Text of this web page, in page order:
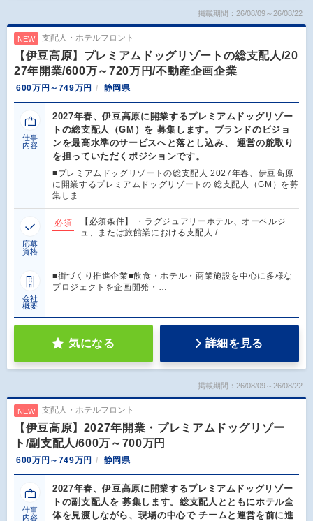
掲載期間：26/08/09～26/08/22
NEW 支配人・ホテルフロント
【伊豆高原】プレミアムドッグリゾートの総支配人/20
27年開業/600万～720万円/不動産企画企業
600万円～749万円 静岡県
仕事
内容
2027年春、伊豆高原に開業するプレミアムドッグリゾー
トの総支配人（GM）を 募集します。ブランドのビジョ
ンを最高水準のサービスへと落とし込み、 運営の舵取り
を担っていただくポジションです。
■プレミアムドッグリゾートの総支配人 2027年春、伊豆高原
に開業するプレミアムドッグリゾートの 総支配人（GM）を募
集しま…
応募
資格
必須
【必須条件】 ・ラグジュアリーホテル、オーベルジ
ュ、または旅館業における支配人 /…
会社
概要
■街づくり推進企業■飲食・ホテル・商業施設を中心に多様な
プロジェクトを企画開発・…
気になる 詳細を見る
掲載期間：26/08/09～26/08/22
NEW 支配人・ホテルフロント
【伊豆高原】2027年開業・プレミアムドッグリゾー
ト/副支配人/600万～700万円
600万円～749万円 静岡県
仕事
内容
2027年春、伊豆高原に開業するプレミアムドッグリゾー
トの副支配人を 募集します。総支配人とともにホテル全
体を見渡しながら、現場の中心で チームと運営を前に進